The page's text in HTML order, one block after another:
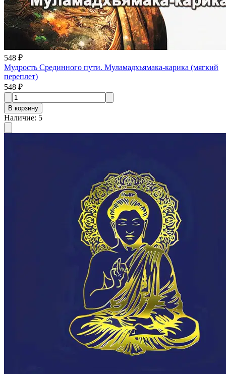
548 ₽
Мудрость Срединного пути. Муламадхьямака-карика (мягкий
переплет)
548 ₽
В корзину
Наличие: 5